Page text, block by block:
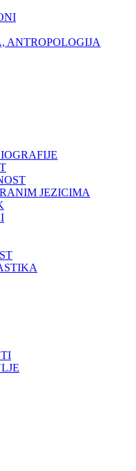
ANTROPOLOGIJA
JEZICIMA